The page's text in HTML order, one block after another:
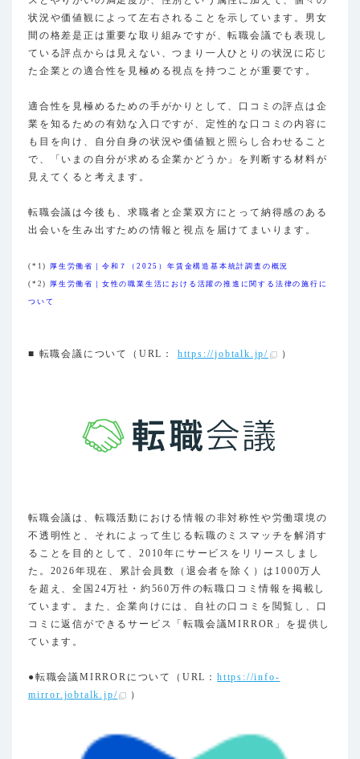
状況や価値観によって左右されることを示しています。男女
間の格差是正は重要な取り組みですが、転職会議でも表現し
ている評点からは見えない、つまり一人ひとりの状況に応じ
た企業との適合性を見極める視点を持つことが重要です。
適合性を見極めるための手がかりとして、口コミの評点は企
業を知るための有効な入口ですが、定性的な口コミの内容に
も目を向け、自分自身の状況や価値観と照らし合わせること
で、「いまの自分が求める企業かどうか」を判断する材料が
見えてくると考えます。
転職会議は今後も、求職者と企業双方にとって納得感のある
出会いを生み出すための情報と視点を届けてまいります。
(*1) 厚生労働省｜令和７（2025）年賃金構造基本統計調査の概況
(*2) 厚生労働省｜女性の職業生活における活躍の推進に関する法律の施行に
ついて
■ 転職会議について（URL： https://jobtalk.jp/ ）
転職会議は、転職活動における情報の非対称性や労働環境の
不透明性と、それによって生じる転職のミスマッチを解消す
ることを目的として、2010年にサービスをリリースしまし
た。2026年現在、累計会員数（退会者を除く）は1000万人
を超え、全国24万社・約560万件の転職口コミ情報を掲載し
ています。また、企業向けには、自社の口コミを閲覧し、口
コミに返信ができるサービス「転職会議MIRROR」を提供し
ています。
●転職会議MIRRORについて（URL：https://info-
mirror.jobtalk.jp/
）